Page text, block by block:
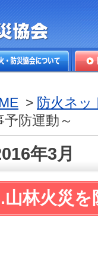
火・防
> 防火ネッ
予防運動～
年3月
山林火災を